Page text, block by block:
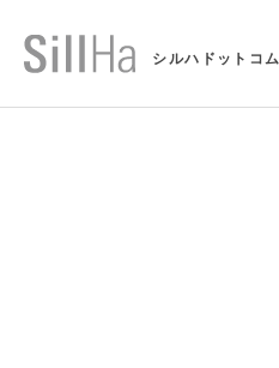
シルハドットコム